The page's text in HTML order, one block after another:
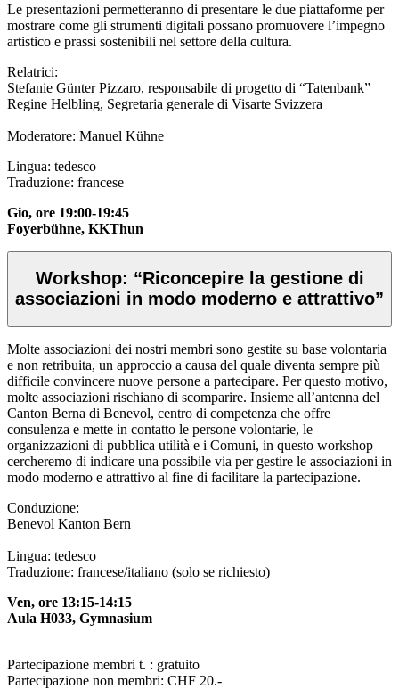
Le presentazioni permetteranno di presentare le due piattaforme per
mostrare come gli strumenti digitali possano promuovere l’impegno
artistico e prassi sostenibili nel settore della cultura.
Relatrici:
Stefanie Günter Pizzaro, responsabile di progetto di “Tatenbank”
Regine Helbling, Segretaria generale di Visarte Svizzera
Moderatore: Manuel Kühne
Lingua: tedesco
Traduzione: francese
Gio, ore 19:00-19:45
Foyerbühne, KKThun
Workshop: “Riconcepire la gestione di
associazioni in modo moderno e attrattivo”
Molte associazioni dei nostri membri sono gestite su base volontaria
e non retribuita, un approccio a causa del quale diventa sempre più
difficile convincere nuove persone a partecipare. Per questo motivo,
molte associazioni rischiano di scomparire. Insieme all’antenna del
Canton Berna di Benevol, centro di competenza che offre
consulenza e mette in contatto le persone volontarie, le
organizzazioni di pubblica utilità e i Comuni, in questo workshop
cercheremo di indicare una possibile via per gestire le associazioni in
modo moderno e attrattivo al fine di facilitare la partecipazione.
Conduzione:
Benevol Kanton Bern
Lingua: tedesco
Traduzione: francese/italiano (solo se richiesto)
Ven, ore 13:15-14:15
Aula H033, Gymnasium
Partecipazione membri t. : gratuito
Partecipazione non membri: CHF 20.-